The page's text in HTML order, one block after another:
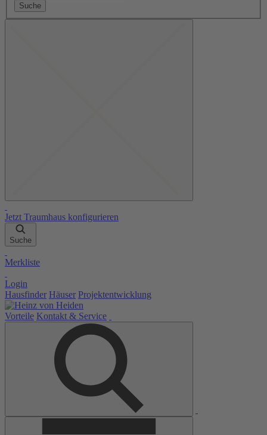
Suche
Jetzt Traumhaus konfigurieren
Suche
Merkliste
Login
Hausfinder Häuser Projektentwicklung
Vorteile Kontakt & Service